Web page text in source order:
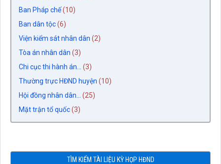
Ban Pháp chế(10)
Ban dân tộc(6)
Viện kiểm sát nhân dân (2)
Tòa án nhân dân (3)
Chi cục thi hành án...
(3)
Thường trực HĐND huyện (10)
Hội đồng nhân dân...
(25)
Mặt trận tổ quốc(3)
TÌM KIẾM TÀI LIỆU KỲ HỌP HĐND